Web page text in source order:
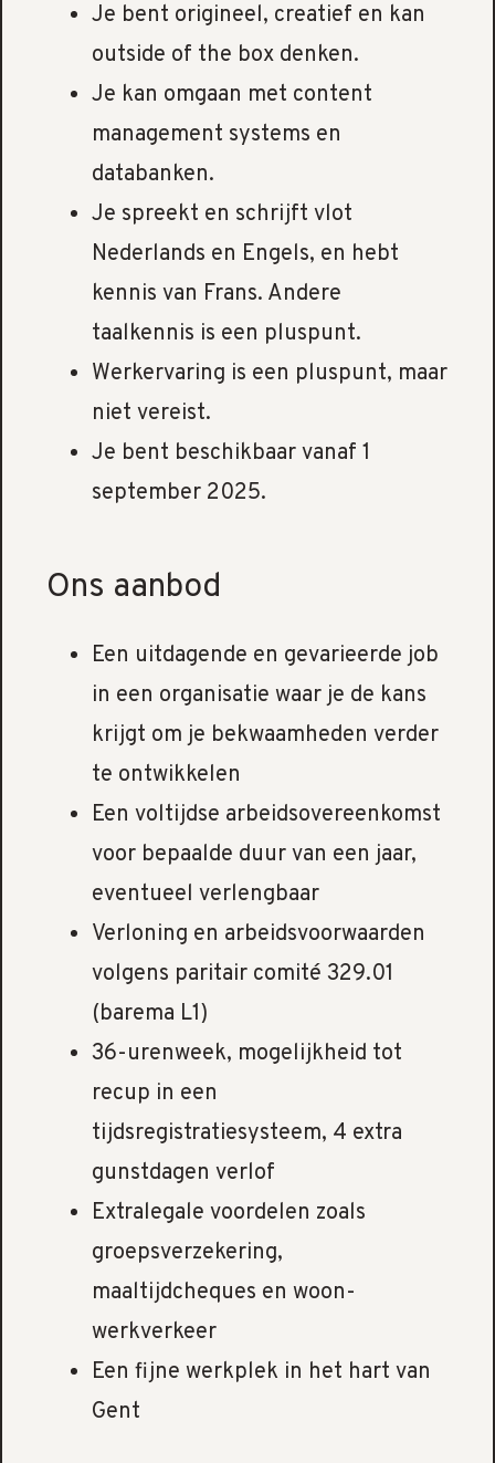
Je bent origineel, creatief en kan
outside of the box denken.
Je kan omgaan met content
management systems en
databanken.
Je spreekt en schrijft vlot
Nederlands en Engels, en hebt
kennis van Frans. Andere
taalkennis is een pluspunt.
Werkervaring is een pluspunt, maar
niet vereist.
Je bent beschikbaar vanaf 1
september 2025.
Ons aanbod
Een uitdagende en gevarieerde job
in een organisatie waar je de kans
krijgt om je bekwaamheden verder
te ontwikkelen
Een voltijdse arbeidsovereenkomst
voor bepaalde duur van een jaar,
eventueel verlengbaar
Verloning en arbeidsvoorwaarden
volgens paritair comité 329.01
(barema L1)
36-urenweek, mogelijkheid tot
recup in een
tijdsregistratiesysteem, 4 extra
gunstdagen verlof
Extralegale voordelen zoals
groepsverzekering,
maaltijdcheques en woon-
werkverkeer
Een fijne werkplek in het hart van
Gent